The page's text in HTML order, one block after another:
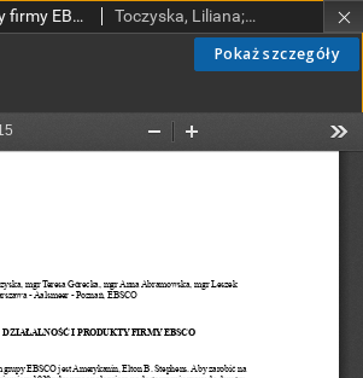
Pokaż szczegóły
Działalność i produkty firmy EBSCO Toczyska, Liliana; Górecka, Teresa; Abramowska,Anna; Czerwiński, Leszek